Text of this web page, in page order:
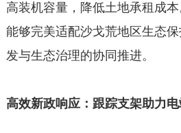
高装机容量，降低土地承租成
能够完美适配沙戈荒地区生态
发与生态治理的协同推进。
高效新政响应：跟踪支架助力